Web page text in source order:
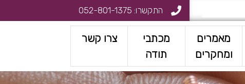
התקשרו: 052-801-1375
מאמרים
ומחקרים
מכתבי
תודה
צרו קשר